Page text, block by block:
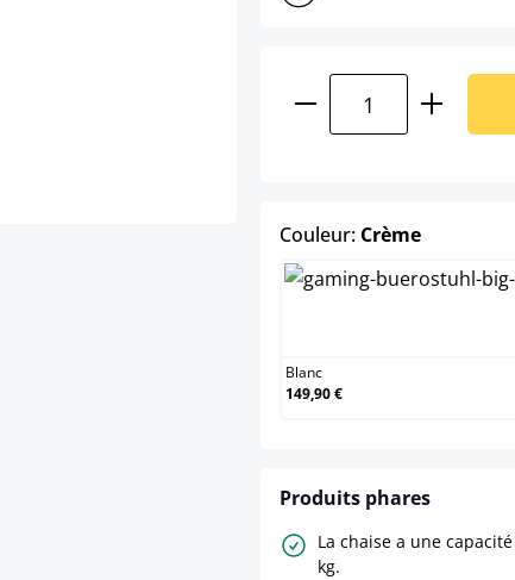
Quantité de
Couleur: Crèmeselect
Blanc
149,90 €
Produits phares
La chaise a une
kg.